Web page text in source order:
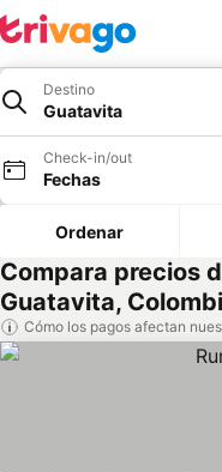
Destino
Guatavita
Check-in/out
Fechas
Ordenar
Compara precios
Guatavita,
Cómo los pagos afectan